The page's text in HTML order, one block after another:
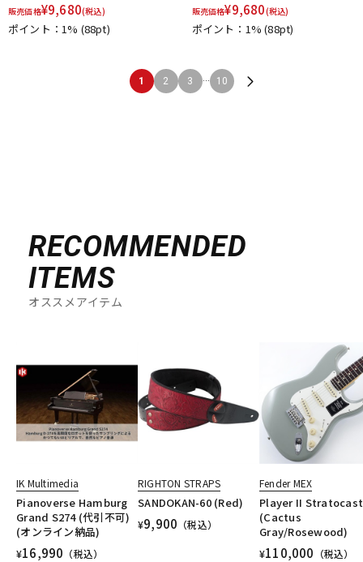
販売価格¥9,680(税込)
ポイント：1% (88pt)
販売価格¥9,680(税込)
ポイント：1%(88pt)
1 2 3 ... 10
RECOMMENDED
ITEMS
オススメアイテム
IK Multimedia
Pianoverse Hamburg
Grand S274 (代引不可)
(オンライン納品)
¥16,990 （税込）
RIGHTON STRAPS
SANDOKAN-60 (Red)
¥9,900 （税込）
Fender MEX
Player II
(Cactus
Gray/Rosewood)
¥110,000 （税込）